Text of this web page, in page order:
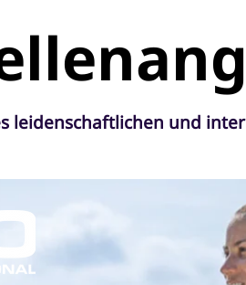
leidenschaftlichen und